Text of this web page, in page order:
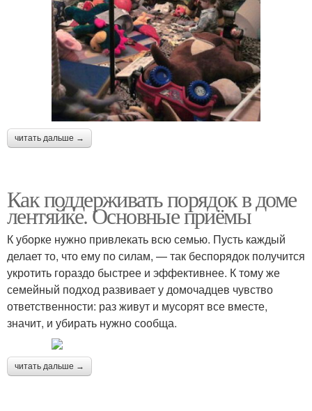
читать дальше →
Как поддерживать порядок в доме
лентяйке. Основные приёмы
К уборке нужно привлекать всю семью. Пусть каждый
делает то, что ему по силам, — так беспорядок получится
укротить гораздо быстрее и эффективнее. К тому же
семейный подход развивает у домочадцев чувство
ответственности: раз живут и мусорят все вместе,
значит, и убирать нужно сообща.
читать дальше →